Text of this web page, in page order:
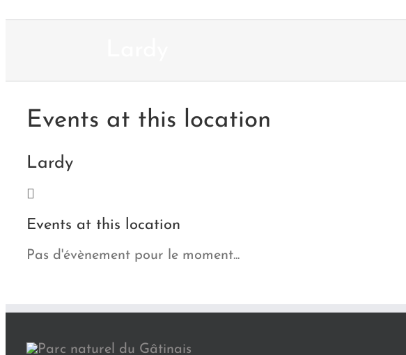
Events at this location
Lardy
Events at this location
Pas d'évènement pour le moment...